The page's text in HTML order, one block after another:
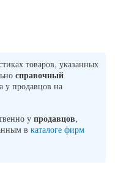
товаров, указанных
справочный
у продавцов на
у продавцов,
в каталоге фирм